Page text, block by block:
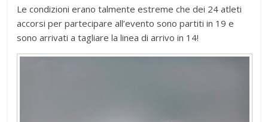
Le condizioni erano talmente estreme che dei 24 atleti
accorsi per partecipare all’evento sono partiti in 19 e
sono arrivati a tagliare la linea di arrivo in 14!